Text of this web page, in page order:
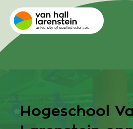
Hogeschool